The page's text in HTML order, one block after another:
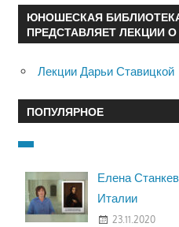
ЮНОШЕСКАЯ
ПРЕДСТАВЛЯЕТ ЛЕКЦИИ
Лекции Дарьи Ставицкой
ПОПУЛЯРНОЕ
Елена
Италии
23.11.2020